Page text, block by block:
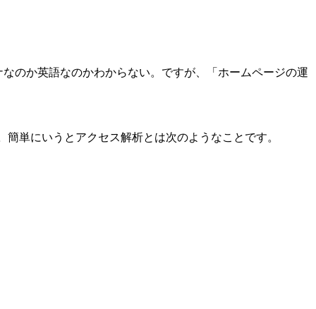
のか英語なのかわからない。ですが、「ホームページの運
単にいうとアクセス解析とは次のようなことです。